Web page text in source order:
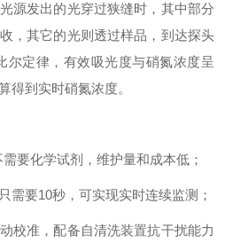
源发出的光穿过狭缝时，其中部分
，其它的光则透过样品，到达探头
尔定律，有效吸光度与硝氮浓度呈
得到实时硝氮浓度。
要化学试剂，维护量和成本低；
需要10秒，可实现实时连续监测；
校准，配备自清洗装置抗干扰能力